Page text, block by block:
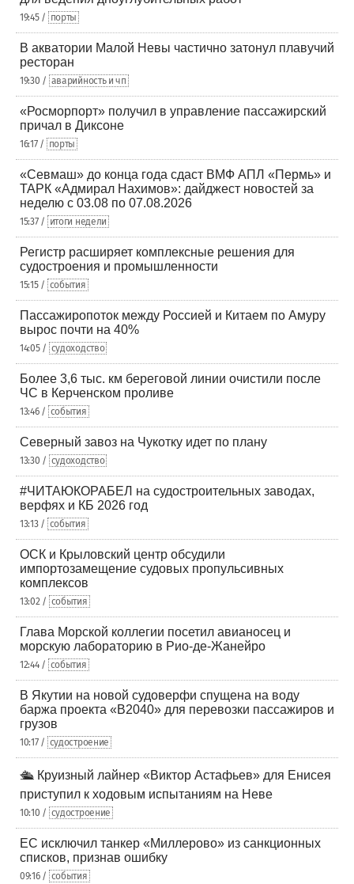
19:45 / порты
В акватории Малой Невы частично затонул плавучий
ресторан
19:30 / аварийность и чп
«Росморпорт» получил в управление пассажирский
причал в Диксоне
16:17 / порты
«Севмаш» до конца года сдаст ВМФ АПЛ «Пермь» и
ТАРК «Адмирал Нахимов»: дайджест новостей за
неделю с 03.08 по 07.08.2026
15:37 / итоги недели
Регистр расширяет комплексные решения для
судостроения и промышленности
15:15 / события
Пассажиропоток между Россией и Китаем по Амуру
вырос почти на 40%
14:05 / судоходство
Более 3,6 тыс. км береговой линии очистили после
ЧС в Керченском проливе
13:46 / события
Северный завоз на Чукотку идет по плану
13:30 / судоходство
#ЧИТАЮКОРАБЕЛ на судостроительных заводах,
верфях и КБ 2026 год
13:13 / события
ОСК и Крыловский центр обсудили
импортозамещение судовых пропульсивных
комплексов
13:02 / события
Глава Морской коллегии посетил авианосец и
морскую лабораторию в Рио-де-Жанейро
12:44 / события
В Якутии на новой судоверфи спущена на воду
баржа проекта «В2040» для перевозки пассажиров и
грузов
10:17 / судостроение
🛳️ Круизный лайнер «Виктор Астафьев» для Енисея
приступил к ходовым испытаниям на Неве
10:10 / судостроение
ЕС исключил танкер «Миллерово» из санкционных
списков, признав ошибку
09:16 / события